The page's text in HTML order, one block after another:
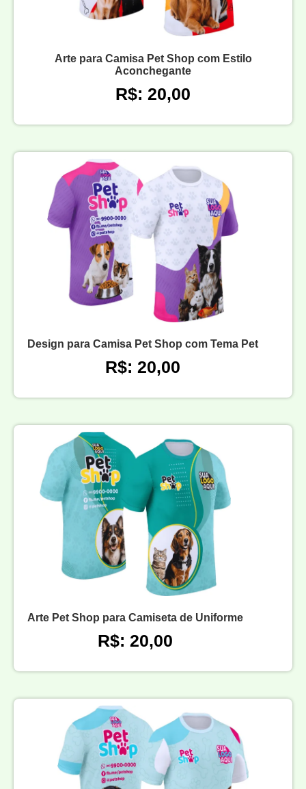
Arte para Camisa Pet Shop com Estilo
Aconchegante
R$: 20,00
Design para Camisa Pet Shop com Tema Pet
R$: 20,00
Arte Pet Shop para Camiseta de Uniforme
R$: 20,00